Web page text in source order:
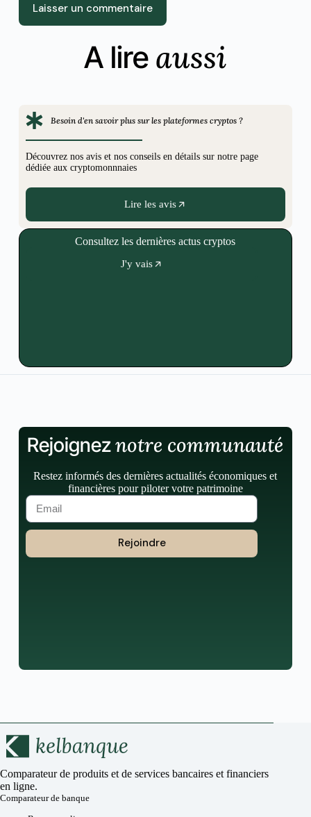
Laisser un commentaire
A lire aussi
Besoin d'en savoir plus sur les plateformes cryptos ?
Découvrez nos avis et nos conseils en détails sur notre page
dédiée aux cryptomonnnaies
Lire les avis
Consultez les dernières actus cryptos
J'y vais
Rejoigneznotre communauté
Restez informés des dernières actualités économiques et
financières pour piloter votre patrimoine
Rejoindre
Comparateur de produits et de services bancaires et financiers
en ligne.
Comparateur de banque